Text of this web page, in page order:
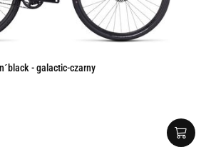
- galactic-czarny